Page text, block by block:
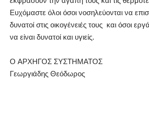
Ευχόμαστε όλοι όσοι νοσηλεύονται να
δυνατοί στις οικογένειές τους και όσοι
να είναι δυνατοί και υγιείς.
Ο ΑΡΧΗΓΟΣ ΣΥΣΤΗΜΑΤΟΣ
Γεωργιάδης Θεόδωρος